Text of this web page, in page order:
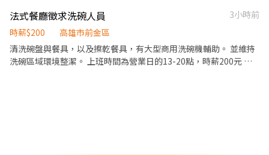
負責結帳、收銀等工作。
法式餐廳徵求洗碗人員
3小時前
時薪$200
高雄市前金區
清洗碗盤與餐具，以及擦乾餐具，有大型商用洗碗機輔助。 並維持
洗碗區域環境整潔。 上班時間為營業日的13-20點，時薪200元 一